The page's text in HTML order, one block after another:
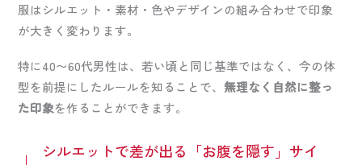
服はシルエット・素材・色やデザインの組み合わせで印象
が大きく変わります。
特に40〜60代男性は、若い頃と同じ基準ではなく、今の体
型を前提にしたルールを知ることで、 無理なく自然に整っ
た印象を作ることができます。
シルエットで差が出る「お腹を隠す」サイ